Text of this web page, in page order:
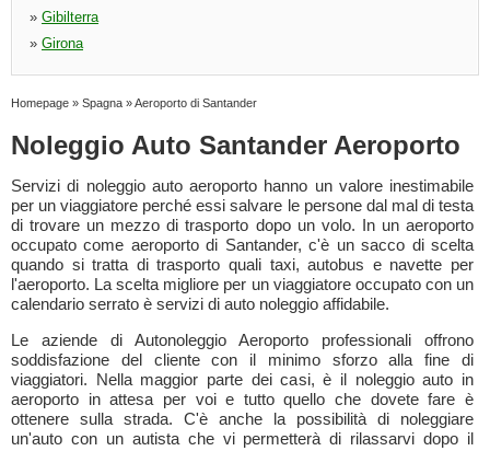
» Gibilterra
» Girona
Homepage » Spagna »Aeroporto di Santander
Noleggio Auto Santander Aeroporto
Servizi di noleggio auto aeroporto hanno un valore inestimabile
per un viaggiatore perché essi salvare le persone dal mal di testa
di trovare un mezzo di trasporto dopo un volo. In un aeroporto
occupato come aeroporto di Santander, c'è un sacco di scelta
quando si tratta di trasporto quali taxi, autobus e navette per
l'aeroporto. La scelta migliore per un viaggiatore occupato con un
calendario serrato è servizi di auto noleggio affidabile.
Le aziende di Autonoleggio Aeroporto professionali offrono
soddisfazione del cliente con il minimo sforzo alla fine di
viaggiatori. Nella maggior parte dei casi, è il noleggio auto in
aeroporto in attesa per voi e tutto quello che dovete fare è
ottenere sulla strada. C'è anche la possibilità di noleggiare
un'auto con un autista che vi permetterà di rilassarvi dopo il